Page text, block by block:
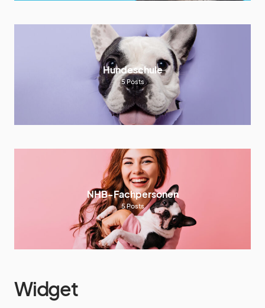
Hundeschule
5Posts
NHB-Fachpersonen
5Posts
Widget